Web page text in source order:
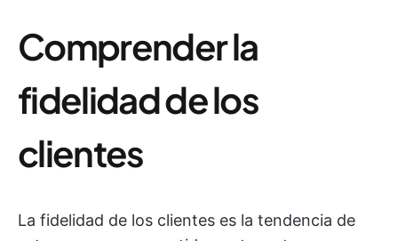
Comprender la
fidelidad de los
clientes
La fidelidad de los clientes es la tendencia de